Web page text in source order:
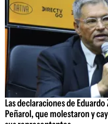
Las declaraciones de
Peñarol, que molestaron y